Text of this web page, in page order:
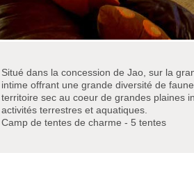
Situé dans la concession de Jao, sur la
intime offrant une grande diversité de
territoire sec au coeur de grandes plaines
activités terrestres et aquatiques.
Camp de tentes de charme - 5 tentes